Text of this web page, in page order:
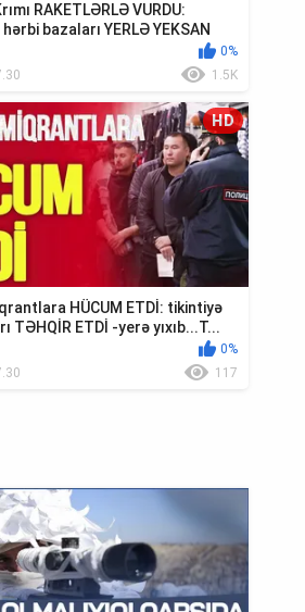
RAKETLƏRLƏ VURDU:
hərbi bazaları YERLƏ YEKSAN
...
0%
1.5K
HD
HÜCUM ETDİ: tikintiyə
TƏHQİR ETDİ -yerə yıxıb...T...
0%
117